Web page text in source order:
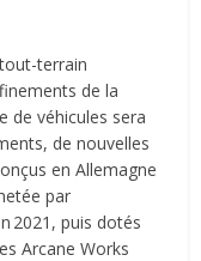
terrain
de la
de véhicules sera
de nouvelles
en Allemagne
par
2021, puis dotés
Arcane Works